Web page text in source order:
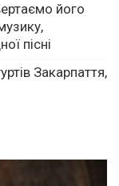
його
пісні
Закарпаття,